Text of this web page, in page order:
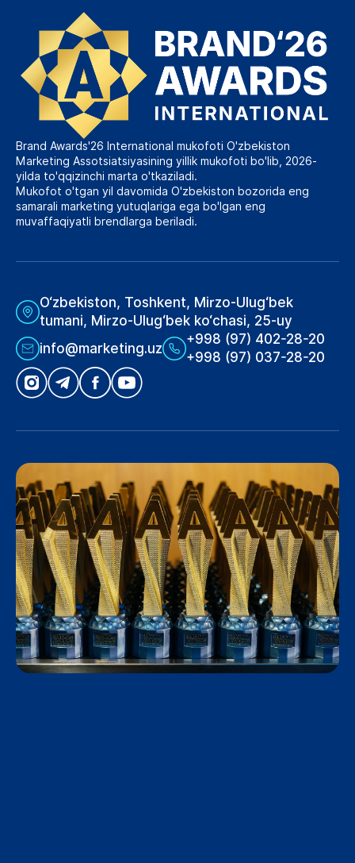
Brand Awards'26 International mukofoti O'zbekiston
Marketing Assotsiatsiyasining yillik mukofoti bo'lib, 2026-
yilda to'qqizinchi marta o'tkaziladi.
Mukofot o'tgan yil davomida O'zbekiston bozorida eng
samarali marketing yutuqlariga ega bo'lgan eng
muvaffaqiyatli brendlarga beriladi.
O‘zbekiston, Toshkent, Mirzo-Ulug‘bek
tumani, Mirzo-Ulug‘bek ko‘chasi, 25-uy
info@marketing.uz
+998 (97) 402-28-20
+998 (97) 037-28-20